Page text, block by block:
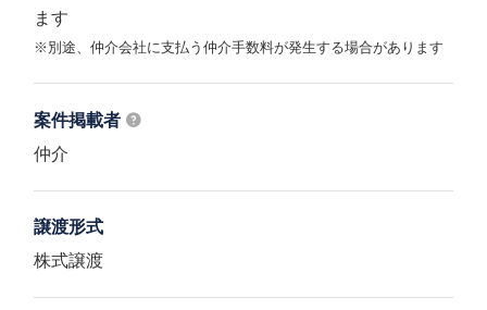
ます
※別途、仲介会社に支払う仲介手数料が発生する場合があります
案件掲載者
仲介
譲渡形式
株式譲渡